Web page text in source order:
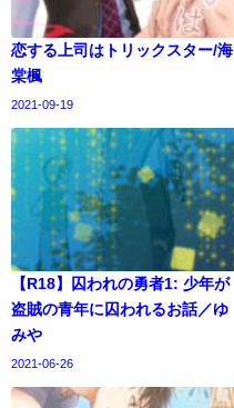
恋する上司はトリックスター/海
棠楓
2021-09-19
【R18】囚われの勇者1: 少年が
盗賊の青年に囚われるお話／ゆ
みや
2021-06-26